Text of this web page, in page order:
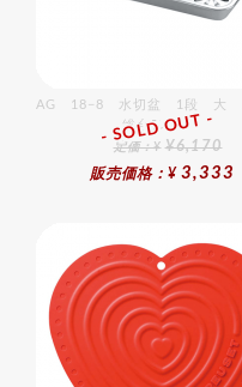
AG 18−8 水切盆 1段 大
総合ﾗﾝｷﾝｸﾞ
定価：¥ ¥6,170
販売価格：¥ 3,333
- SOLD OUT -